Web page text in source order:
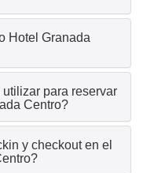
Hotel Granada
para reservar
Centro?
y checkout en el